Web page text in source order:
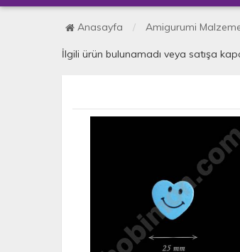
Anasayfa Amigurumi
İlgili ürün bulunamadı veya satışa